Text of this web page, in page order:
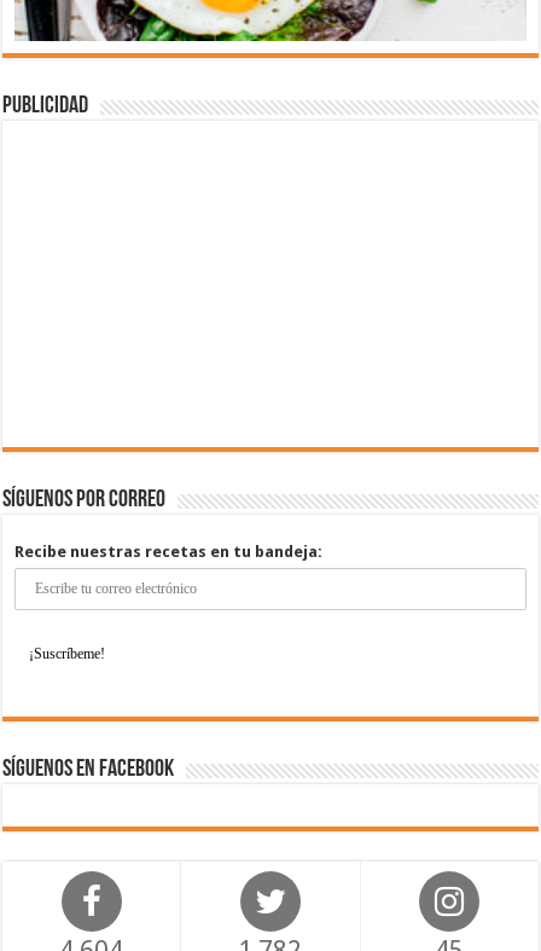
Publicidad
Síguenos por correo
Recibe nuestras recetas en tu bandeja:
Síguenos en Facebook